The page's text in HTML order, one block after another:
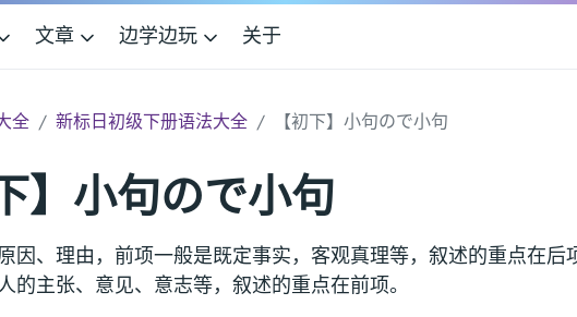
文章 边学边玩 关于
全 新标日初级下册语法大全 【初下】小句ので小句
】小句ので小句
因、理由，前项一般是既定事实，客观真理等，叙述的重点在后
的主张、意见、意志等，叙述的重点在前项。